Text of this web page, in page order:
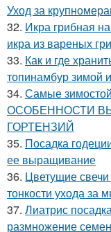
Уход за
32. Икра грибная
икра из вареных
33. Как и где
топинамбур зимой
34. Самые
ОСОБЕННОСТИ
ГОРТЕНЗИЙ
35. Посадка
ее выращивание
36. Цветущие
тонкости ухода за
37. Лиатрис
размножение